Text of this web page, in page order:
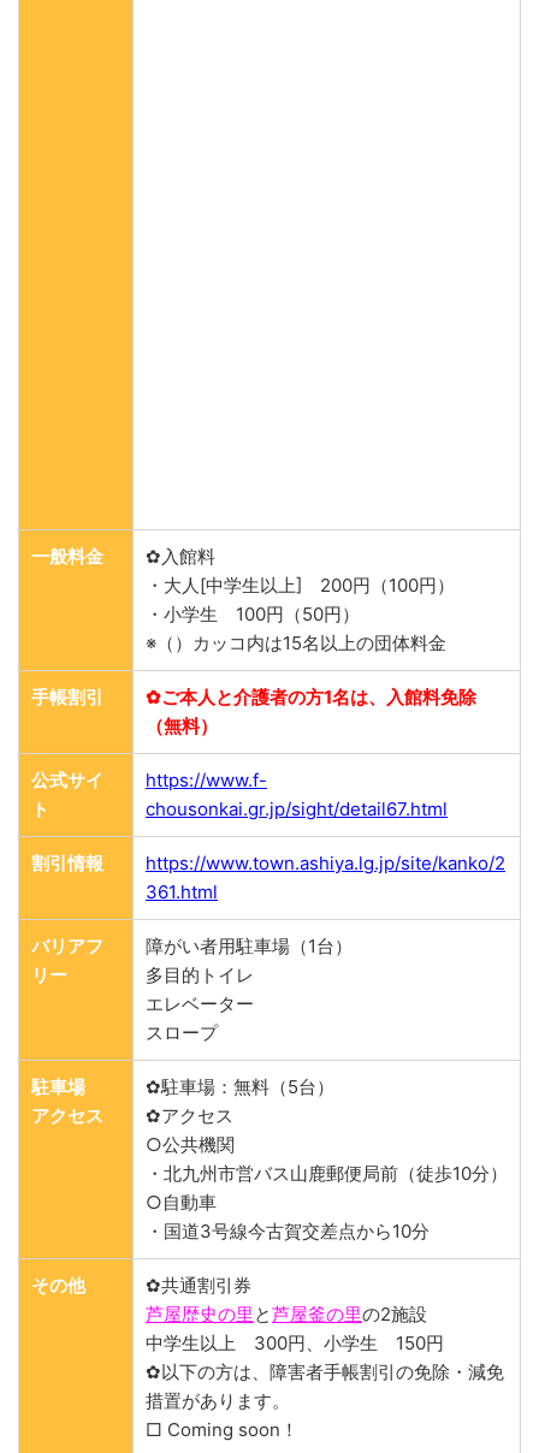
一般料金
✿入館料
・大人[中学生以上] 200円（100円）
・小学生 100円（50円）
※（）カッコ内は15名以上の団体料金
手帳割引
✿ご本人と介護者の方1名は、入館料免除
（無料）
公式サイ
ト
https://www.f-
chousonkai.gr.jp/sight/detail67.html
割引情報
https://www.town.ashiya.lg.jp/site/kanko/2
361.html
バリアフ
リー
障がい者用駐車場（1台）
多目的トイレ
エレベーター
スロープ
駐車場
アクセス
✿駐車場：無料（5台）
✿アクセス
○公共機関
・北九州市営バス山鹿郵便局前（徒歩10分）
○自動車
・国道3号線今古賀交差点から10分
その他
✿共通割引券
芦屋歴史の里 と芦屋釜の里の2施設
中学生以上 300円、小学生 150円
✿以下の方は、障害者手帳割引の免除・減免
措置があります。
□ Coming soon！